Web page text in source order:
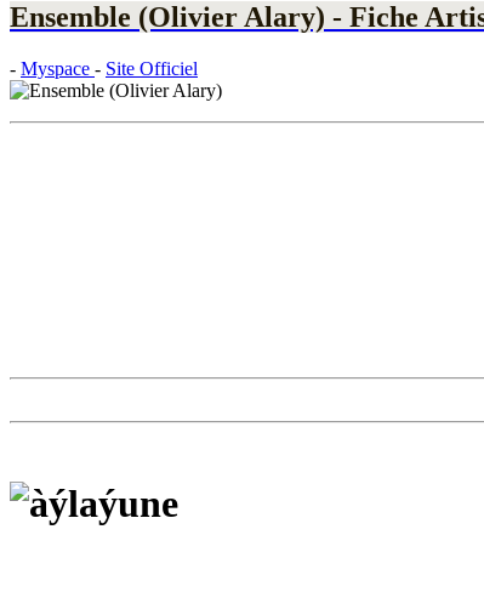
Ensemble (Olivier Alary) - Fiche
- Myspace - Site Officiel